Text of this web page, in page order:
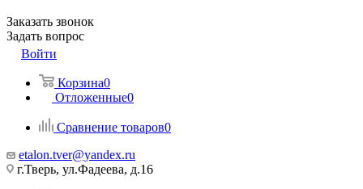
Заказать звонок
Задать вопрос
Войти
Корзина0
Отложенные0
Сравнение товаров0
etalon.tver@yandex.ru
г.Тверь, ул.Фадеева, д.16